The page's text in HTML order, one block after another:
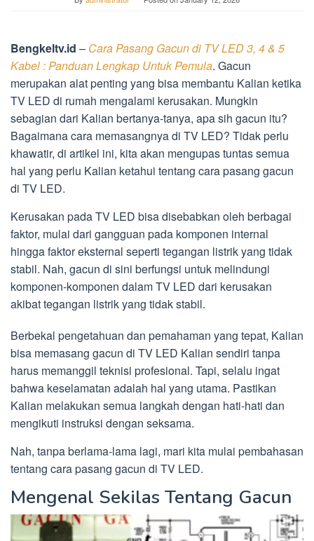
Bengkeltv.id – Cara Pasang Gacun di TV LED 3, 4 & 5
Kabel : Panduan Lengkap Untuk Pemula. Gacun
merupakan alat penting yang bisa membantu Kalian ketika
TV LED di rumah mengalami kerusakan. Mungkin
sebagian dari Kalian bertanya-tanya, apa sih gacun itu?
Bagaimana cara memasangnya di TV LED? Tidak perlu
khawatir, di artikel ini, kita akan mengupas tuntas semua
hal yang perlu Kalian ketahui tentang cara pasang gacun
di TV LED.
Kerusakan pada TV LED bisa disebabkan oleh berbagai
faktor, mulai dari gangguan pada komponen internal
hingga faktor eksternal seperti tegangan listrik yang tidak
stabil. Nah, gacun di sini berfungsi untuk melindungi
komponen-komponen dalam TV LED dari kerusakan
akibat tegangan listrik yang tidak stabil.
Berbekal pengetahuan dan pemahaman yang tepat, Kalian
bisa memasang gacun di TV LED Kalian sendiri tanpa
harus memanggil teknisi profesional. Tapi, selalu ingat
bahwa keselamatan adalah hal yang utama. Pastikan
Kalian melakukan semua langkah dengan hati-hati dan
mengikuti instruksi dengan seksama.
Nah, tanpa berlama-lama lagi, mari kita mulai pembahasan
tentang cara pasang gacun di TV LED.
Mengenal Sekilas Tentang Gacun